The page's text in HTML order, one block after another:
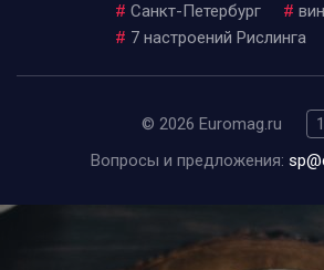
# Санкт-Петербург #
# 7 настроений Рислинга
© 2026 Euromag.ru
Вопросы и предложения: